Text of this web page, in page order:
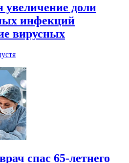
увеличение доли
инфекций
вирусных
спас 65-летнего